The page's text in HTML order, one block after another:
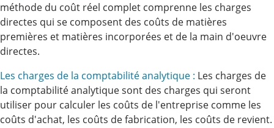
méthode du coût réel complet comprenne les charges
directes qui se composent des coûts de matières
premières et matières incorporées et de la main d'oeuvre
directes.
Les charges de la comptabilité analytique : Les charges de
la comptabilité analytique sont des charges qui seront
utiliser pour calculer les coûts de l'entreprise comme les
coûts d'achat, les coûts de fabrication, les coûts de revient.